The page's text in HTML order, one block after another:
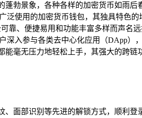
勃景象，各种各样的加密货币如雨后
使用的加密货币钱包，其独具特色
、便捷易用和功能丰富多样而声名远
入参与各类去中心化应用（DApp）
毫无压力地轻松上手，其强大的跨链
面部识别等先进的解锁方式，顺利登